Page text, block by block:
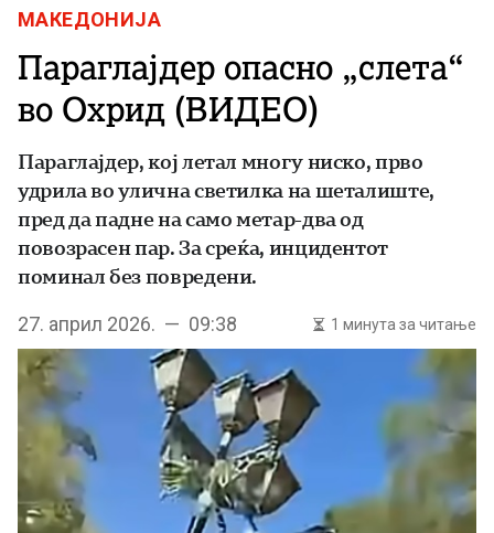
МАКЕДОНИЈА
Параглајдер опасно „слета“
во Охрид (ВИДЕО)
Параглајдер, кој летал многу ниско, прво
удрила во улична светилка на шеталиште,
пред да падне на само метар-два од
повозрасен пар. За среќа, инцидентот
поминал без повредени.
27. април 2026. — 09:38 1 минута за читање